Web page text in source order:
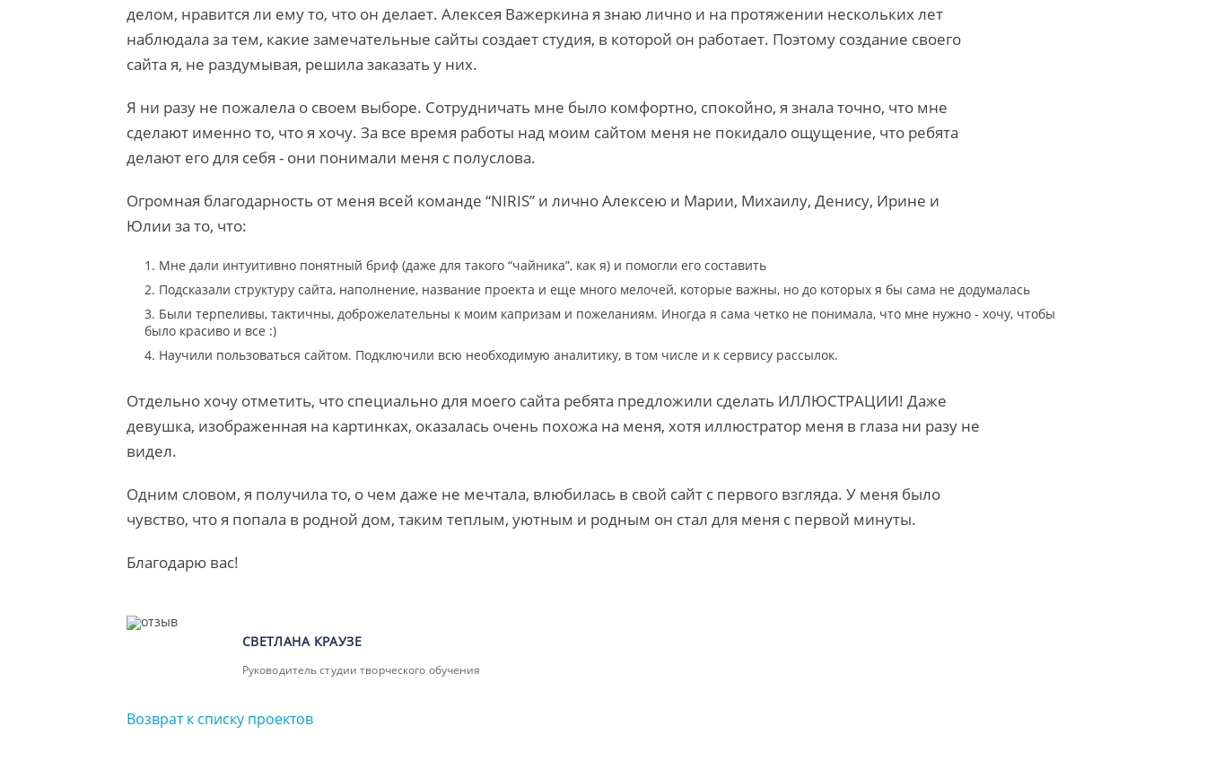
делом, нравится ли ему то, что он делает. Алексея Важеркина я знаю лично и на протяжении нескольких лет
наблюдала за тем, какие замечательные сайты создает студия, в которой он работает. Поэтому создание своего
сайта я, не раздумывая, решила заказать у них.
Я ни разу не пожалела о своем выборе. Сотрудничать мне было комфортно, спокойно, я знала точно, что мне
сделают именно то, что я хочу. За все время работы над моим сайтом меня не покидало ощущение, что ребята
делают его для себя - они понимали меня с полуслова.
Огромная благодарность от меня всей команде “NIRIS” и лично Алексею и Марии, Михаилу, Денису, Ирине и
Юлии за то, что:
1. Мне дали интуитивно понятный бриф (даже для такого “чайника”, как я) и помогли его составить
2. Подсказали структуру сайта, наполнение, название проекта и еще много мелочей, которые важны, но до которых я бы сама не додумалась
3. Были терпеливы, тактичны, доброжелательны к моим капризам и пожеланиям. Иногда я сама четко не понимала, что мне нужно - хочу, чтобы
было красиво и все :)
4. Научили пользоваться сайтом. Подключили всю необходимую аналитику, в том числе и к сервису рассылок.
Отдельно хочу отметить, что специально для моего сайта ребята предложили сделать ИЛЛЮСТРАЦИИ! Даже
девушка, изображенная на картинках, оказалась очень похожа на меня, хотя иллюстратор меня в глаза ни разу не
видел.
Одним словом, я получила то, о чем даже не мечтала, влюбилась в свой сайт с первого взгляда. У меня было
чувство, что я попала в родной дом, таким теплым, уютным и родным он стал для меня с первой минуты.
Благодарю вас!
СВЕТЛАНА КРАУЗЕ
Руководитель студии творческого обучения
Возврат к списку проектов